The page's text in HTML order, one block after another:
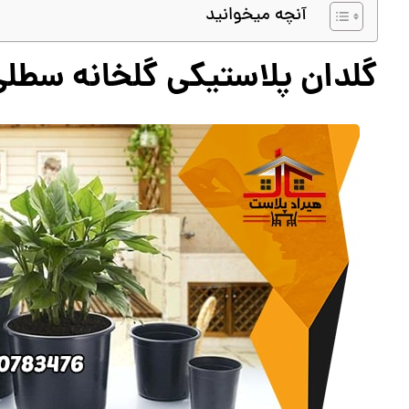
آنچه میخوانید
گلدان پلاستیکی گلخانه